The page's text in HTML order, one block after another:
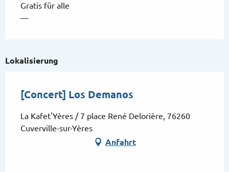
Gratis für alle
—
Lokalisierung
[Concert] Los Demanos
La Kafet'Yères / 7 place René Delorière, 76260
Cuverville-sur-Yères
Anfahrt